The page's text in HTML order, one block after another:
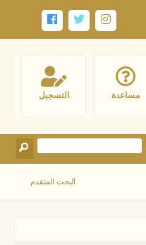
التسجيل مساعدة
البحث المتقدم